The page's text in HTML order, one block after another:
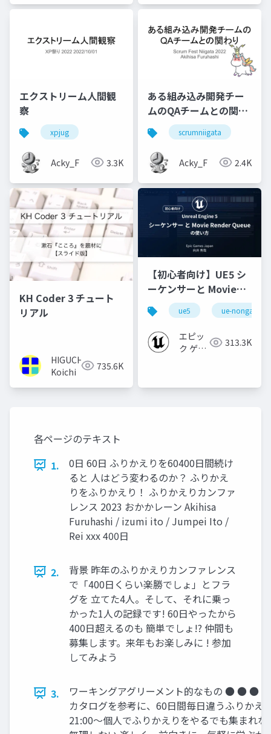
エクストリーム人間観
察
xpjug
Acky_F 3.3K
ある組み込み開発チー
ムのQAチームとの関わ
り
scrumniigata
Acky_F 2.4K
KH Coder 3 チュート
リアル
HIGUCHI
Koichi
735.6K
【初心者向け】UE5 シ
ーケンサーと Movie
Render Queue の使い
方【Cinematic Dive
2023】
ue5 ue-nongame
エピッ
ク ゲー
313.3K
各ページのテキスト
1.
0日 60日 ふりかえりを60400日間続け
ると 人はどう変わるのか？ ふりかえ
りをふりかえり！ ふりかえりカンファ
レンス 2023 おかかレーン Akihisa
Furuhashi / izumi ito / Jumpei Ito /
Rei xxx 400日
2.
背景 昨年のふりかえりカンファレンス
で「400日くらい楽勝でしょ」とフラ
グを 立てた4人。そして、それに乗っ
かった1人の記録です! 60日やったから
400日超えるのも 簡単でしょ!? 仲間も
募集します。来年もお楽しみに ! 参加
してみよう
3.
ワーキングアグリーメント的なもの ● ● ●
カタログを参考に、60日間毎日違うふりかえ
21:00〜個人でふりかえりをやるでも集まれな